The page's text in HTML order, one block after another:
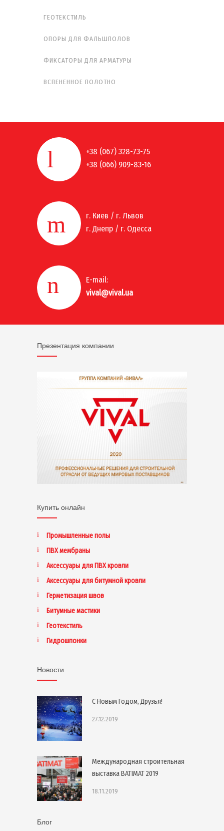
ГЕОТЕКСТИЛЬ
ОПОРЫ ДЛЯ ФАЛЬШПОЛОВ
ФИКСАТОРЫ ДЛЯ АРМАТУРЫ
ВСПЕНЕННОЕ ПОЛОТНО
+38 (067) 328-73-75
+38 (066) 909-83-16
г. Киев / г. Львов
г. Днепр / г. Одесса
E-mail:
vival@vival.ua
Презентация компании
Купить онлайн
Промышленные полы
ПВХ мембраны
Аксессуары для ПВХ кровли
Аксессуары для битумной кровли
Герметизация швов
Битумные мастики
Геотекстиль
Гидрошпонки
Новости
С Новым Годом, Друзья!
27.12.2019
Международная строительная
выставка BATIMAT 2019
18.11.2019
Блог